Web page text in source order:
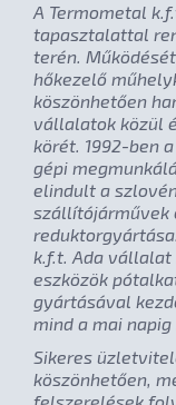
A Termometal
tapasztalattal
terén.
hőkezelő
köszönhetően
vállalatok közül
körét. 1992-ben
gépi
elindult a
szállítójárművek
k.f.t. Ada vállalat
eszközök
gyártásával
mind a mai
Sikeres
köszönhetően,